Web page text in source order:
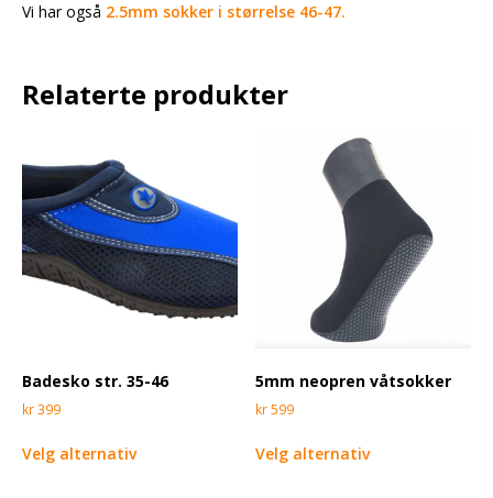
Vi har også 2.5mm sokker i størrelse 46-47.
Relaterte produkter
Badesko str. 35-46
kr399
Velg alternativ
5mm neopren våtsokker
kr599
Velg alternativ